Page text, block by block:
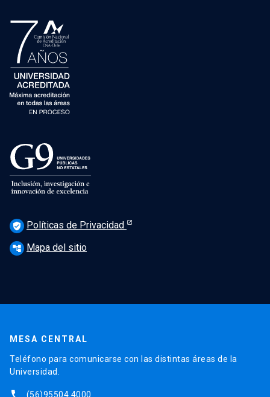
verified_user Políticas de Privacidad
account_tree Mapa del sitio
MESA CENTRAL
Teléfono para comunicarse con las distintas áreas de la
Universidad.
(56)95504 4000